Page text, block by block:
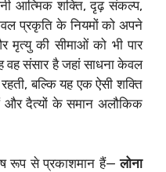
आत्मिक शक्ति, दृढ़ संकल्प,
प्रकृति के नियमों को अपने
की सीमाओं को भी पार
वह संसार है जहां साधना केवल
बल्कि यह एक ऐसी शक्ति
और दैत्यों के समान अलौकिक
रूप से प्रकाशमान हैं—लोना